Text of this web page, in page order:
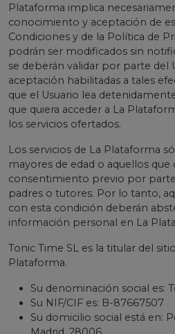
Plataforma implica
conocimiento y aceptación de
Condiciones y de la Política de
podrán ser modificados sin
se deberán validar por parte del
aceptación habilitadas a tales
que el Usuario lea
que quiera acceder a La
los servicios ofertados.
Los servicios de La Plataforma
mayores de edad o aquellos
consentimiento previo por
padres o tutores. Por lo tanto,
con esta condición deberán
información personal en La
Tonic Time SL es la titular del
Plataforma.
Su denominación social es:
Su NIF/CIF es: B-87667507
Su domicilio social está en: